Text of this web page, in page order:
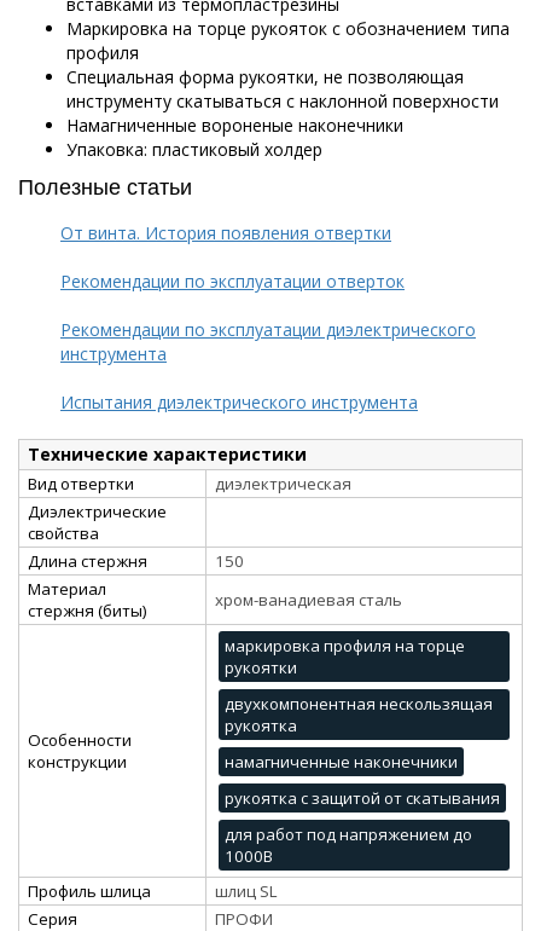
Маркировка на торце рукояток с обозначением типа
профиля
Специальная форма рукоятки, не позволяющая
инструменту скатываться с наклонной поверхности
Намагниченные вороненые наконечники
Упаковка: пластиковый холдер
Полезные статьи
От винта. История появления отвертки
Рекомендации по эксплуатации отверток
Рекомендации по эксплуатации диэлектрического
инструмента
Испытания диэлектрического инструмента
Технические характеристики
Вид отвертки
диэлектрическая
Диэлектрические
свойства
Длина стержня
150
Материал
стержня (биты)
хром-ванадиевая сталь
Особенности
конструкции
маркировка профиля на торце
рукоятки
двухкомпонентная нескользящая
рукоятка
намагниченные наконечники
рукоятка с защитой от скатывания
для работ под напряжением до
1000В
Профиль шлица
шлиц SL
Серия
ПРОФИ